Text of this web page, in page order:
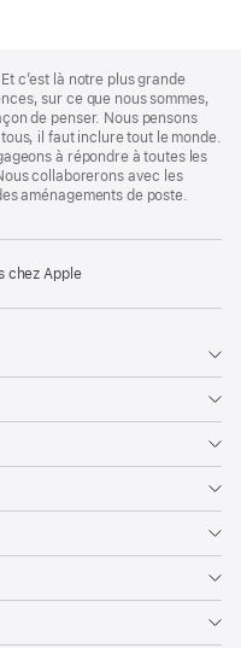
c’est là notre plus grande
sur ce que nous sommes,
de penser. Nous pensons
il faut inclure tout le monde.
à répondre à toutes les
collaborerons avec les
aménagements de poste.
chez Apple